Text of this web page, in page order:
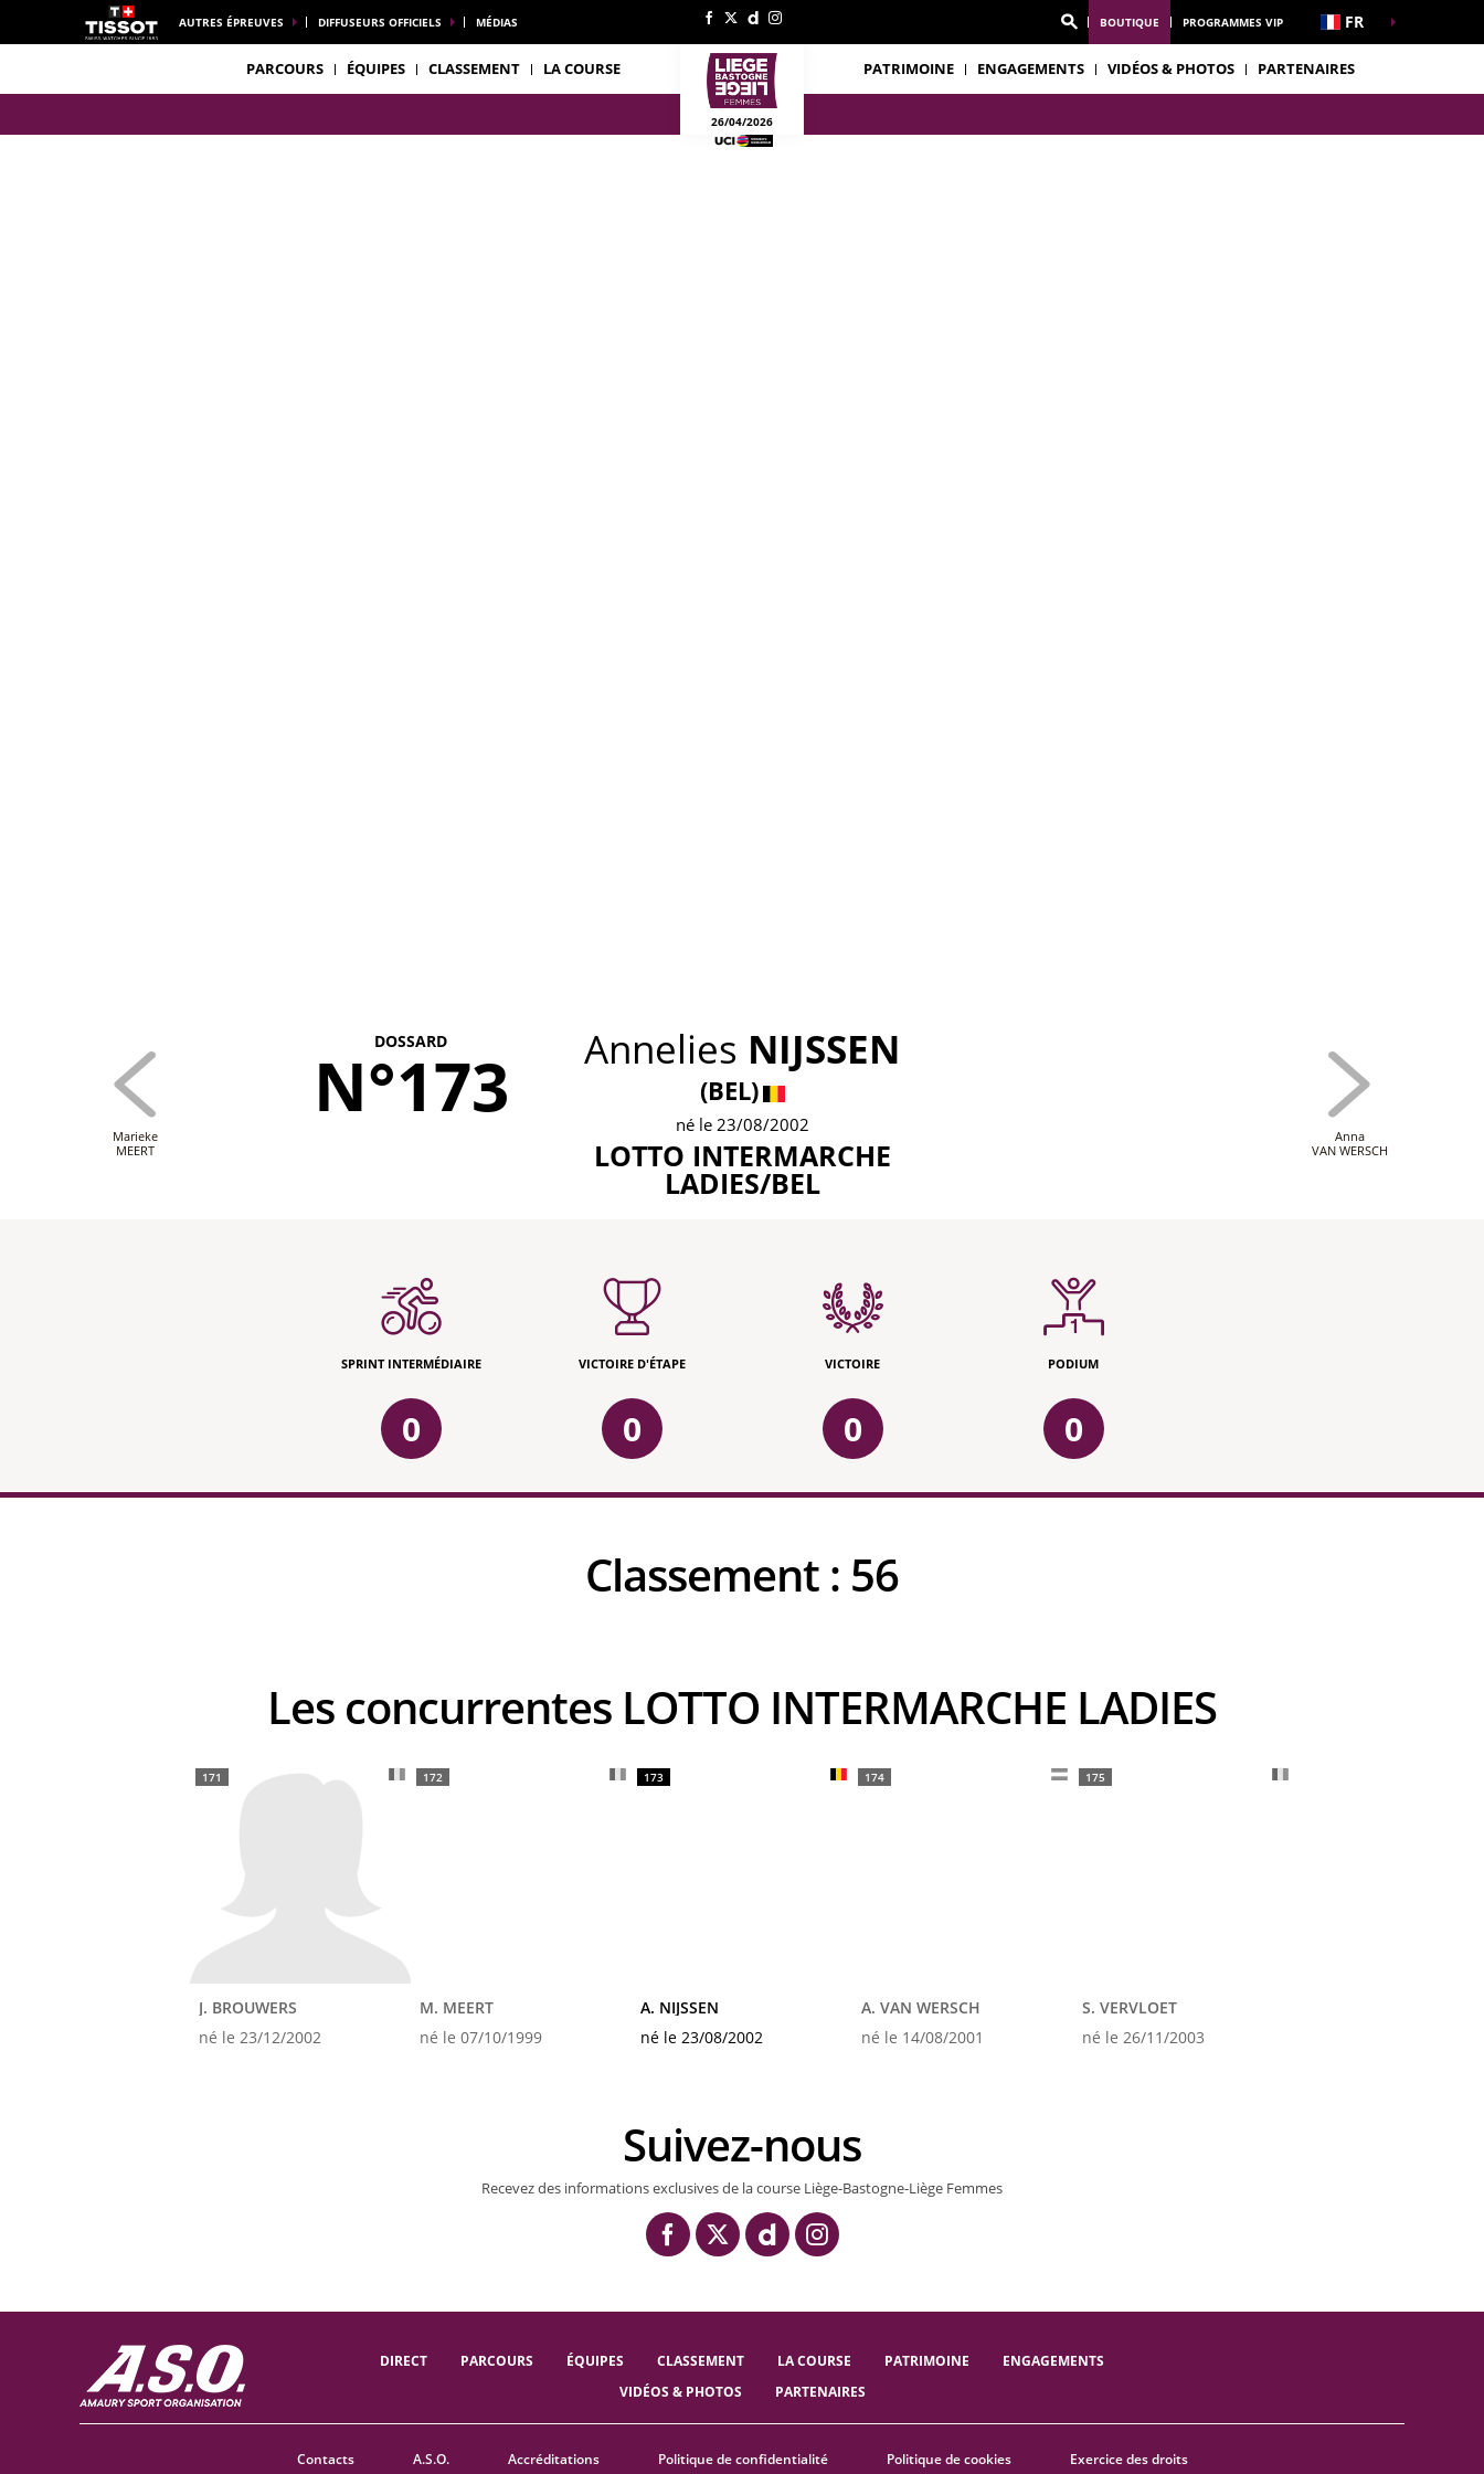
AUTRES ÉPREUVES DIFFUSEURS OFFICIELS MÉDIAS BOUTIQUE PROGRAMMES VIP FR
PARCOURS ÉQUIPES CLASSEMENT LA COURSE
26/04/2026
PATRIMOINE ENGAGEMENTS VIDÉOS & PHOTOS PARTENAIRES
DOSSARD
N°173 Annelies NIJSSEN
(BEL)
né le 23/08/2002
LOTTO INTERMARCHE
LADIES/BEL
Marieke
MEERT
Anna
VAN WERSCH
SPRINT INTERMÉDIAIRE
0
VICTOIRE D'ÉTAPE
0
VICTOIRE
0
PODIUM
0
Classement : 56
Les concurrentes LOTTO INTERMARCHE LADIES
171
J. BROUWERS
né le 23/12/2002
172
M. MEERT
né le 07/10/1999
173
A. NIJSSEN
né le 23/08/2002
174
A. VAN WERSCH
né le 14/08/2001
175
S. VERVLOET
né le 26/11/2003
Suivez-nous
Recevez des informations exclusives de la course Liège-Bastogne-Liège Femmes
DIRECT PARCOURS ÉQUIPES CLASSEMENT LA COURSE PATRIMOINE
ENGAGEMENTS
VIDÉOS & PHOTOS
PARTENAIRES
Contacts A.S.O. Accréditations Politique de confidentialité Politique de cookies Exercice des droits